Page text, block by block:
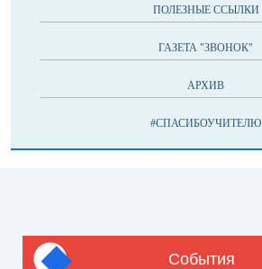
ПОЛЕЗНЫЕ ССЫЛКИ
ГАЗЕТА "ЗВОНОК"
АРХИВ
#СПАСИБОУЧИТЕЛЮ
События